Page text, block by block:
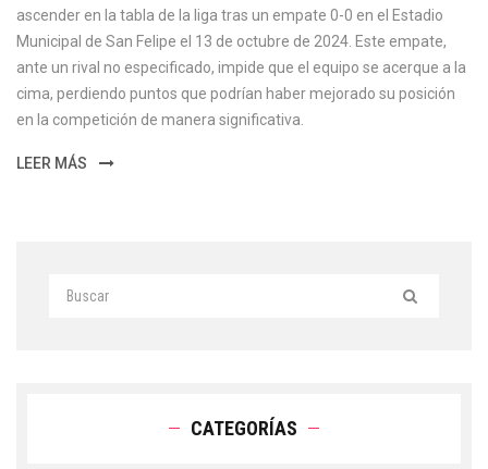
ascender en la tabla de la liga tras un empate 0-0 en el Estadio
Municipal de San Felipe el 13 de octubre de 2024. Este empate,
ante un rival no especificado, impide que el equipo se acerque a la
cima, perdiendo puntos que podrían haber mejorado su posición
en la competición de manera significativa.
LEER MÁS
CATEGORÍAS